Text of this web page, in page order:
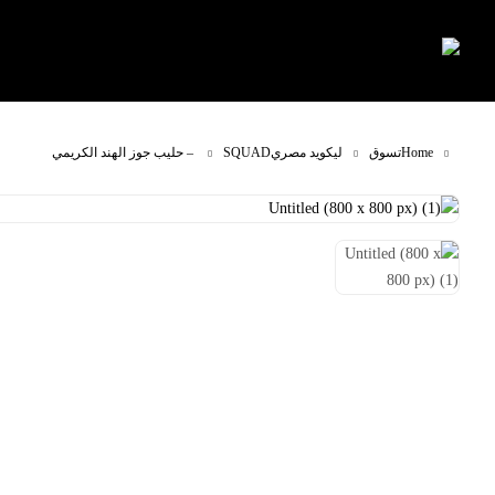
Homeتسوق ليكويد مصريSQUAD – حليب جوز الهند الكريمي